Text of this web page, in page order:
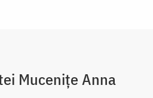
Mucenițe Anna